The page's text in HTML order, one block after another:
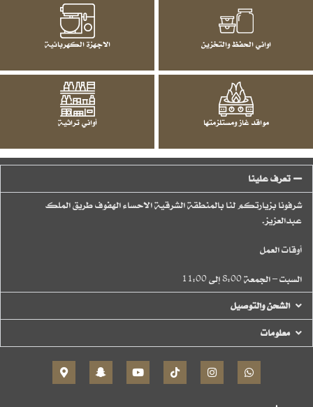
اواني الحفظ والتخزين الاجهزة الكهربائية
مواقد غاز ومستلزمتها أواني تراثية
تعرف علينا
شرفونا بزيارتكم لنا بالمنطقة الشرقية الاحساء الهفوف طريق الملك
عبدالعزيز.
أوقات العمل
السبت – الجمعة 8:00 إلى 11:00
الشحن والتوصيل
معلومات